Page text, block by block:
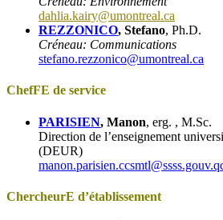
dahlia.kairy@umontreal.ca
REZZONICO, Stefano, Ph.D.
Créneau: Communications
stefano.rezzonico@umontreal.ca
ChefFE de service
PARISIEN, Manon, erg. , M.Sc.
Direction de l’enseignement
(DEUR)
ChercheurE d’établissement